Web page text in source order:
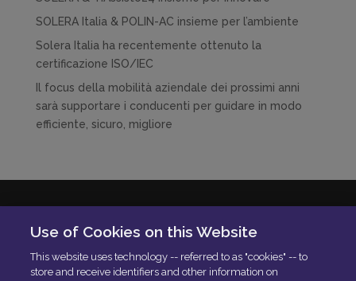
SOLERA Italia & POLIN-AC insieme per l’ambiente
Solera Italia ha recentemente ottenuto la
certificazione ISO/IEC
Il focus della mobilità aziendale dei prossimi anni
sarà supportare i conducenti per guidare in modo
efficiente, sicuro, migliore
N. Iscrizione ROC 42840
Use of Cookies on this Website
This website uses technology -- referred to as "cookies" -- to
store and receive identifiers and other information on